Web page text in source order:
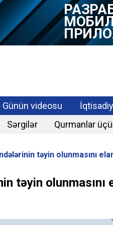
Günün videosu
Sərgilər Qurmanlar
təyin olunmasını
təyin olunmasını